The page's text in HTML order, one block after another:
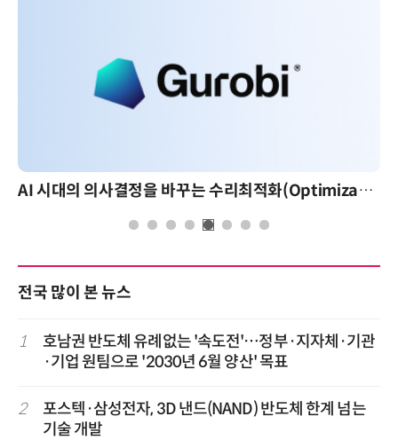
AI 시대의 의사결정을 바꾸는 수리최적화(Optimization): 실제 산업 적용 사례와 활용 전략
전국 많이 본 뉴스
1
호남권 반도체 유례없는 '속도전'…정부·지자체·기관
·기업 원팀으로 '2030년 6월 양산' 목표
2
포스텍·삼성전자, 3D 낸드(NAND) 반도체 한계 넘는
기술 개발